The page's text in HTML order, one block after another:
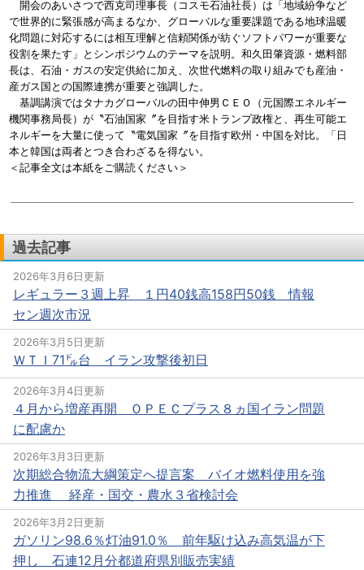
開会のあいさつで西克司理事長（コスモ石油社長）は「地域紛争など
で世界的に緊張感が高まるなか、グローバルな重要課題である地球温暖
化問題に対応するには相互理解と信頼関係が紡ぐソフトパワーが重要な
役割を果たす」とシンポジウムのテーマを説明。和久田肇資源・燃料部
長は、石油・ガスの安定供給に加え、次世代燃料の取り組みでも産油・
産ガス国との国際連携が重要と強調した。
基調講演ではタナカグローバルの田中伸男ＣＥＯ（元国際エネルギー
機関事務局長）が〝石油国家〞を目指す米トランプ政権と、再生可能エ
ネルギーを大量に使って〝電気国家〞を目指す欧州・中国を対比。「日
本と韓国は両者とつき合わざるを得ない。
＜記事全文は本紙をご購読ください＞
過去記事
2026年3月6日更新
レギュラー３週上昇 １円40銭高158円50銭 情報
セン週次市況
2026年3月5日更新
ＷＴＩ71㌦台 イラン攻撃後初日
2026年3月4日更新
４月から増産再開 ＯＰＥＣプラス８ヵ国イラン問題
に配慮か
2026年3月3日更新
次期総合物流大綱策定へ提言案 バイオ燃料使用を強
力推進 経産・国交・農水３省検討会
2026年3月2日更新
ガソリン98.6％灯油91.0％ 前年駆け込み高気温が下
押し 石連12月分都道府県別販売実績